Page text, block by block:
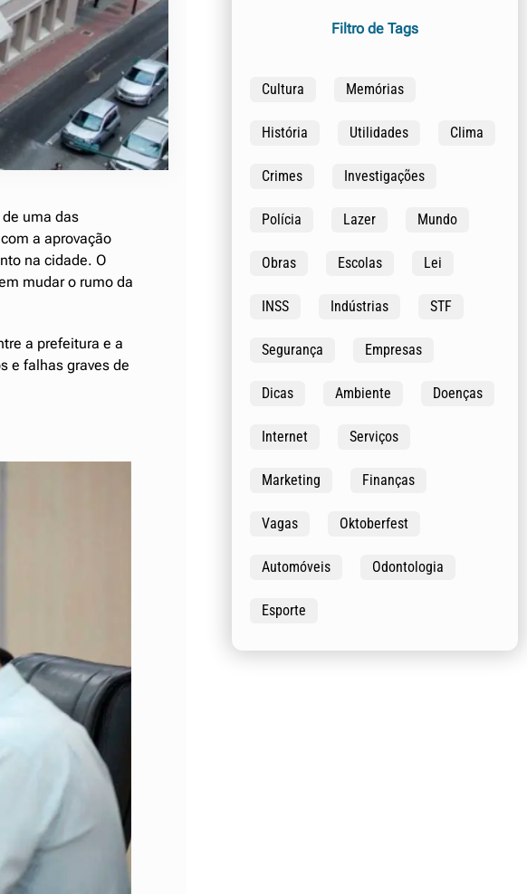
uma das
a aprovação
na cidade. O
mudar o rumo da
a prefeitura e a
e falhas graves de
Filtro de Tags
Cultura Memórias
História Utilidades Clima
Crimes Investigações
Polícia Lazer Mundo
Obras Escolas Lei
INSS Indústrias STF
Segurança Empresas
Dicas Ambiente Doenças
Internet Serviços
Marketing Finanças
Vagas Oktoberfest
Automóveis Odontologia
Esporte